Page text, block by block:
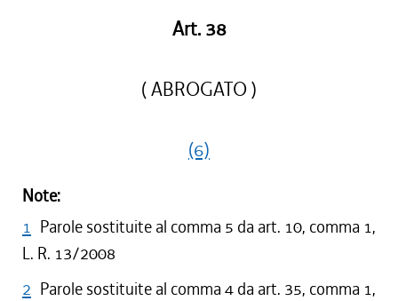
Art. 38
( ABROGATO )
(6)
Note:
1 Parole sostituite al comma 5 da art. 10, comma 1,
L. R. 13/2008
2 Parole sostituite al comma 4 da art. 35, comma 1,